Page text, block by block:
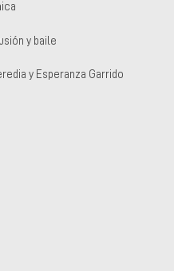
y baile
y Esperanza Garrido